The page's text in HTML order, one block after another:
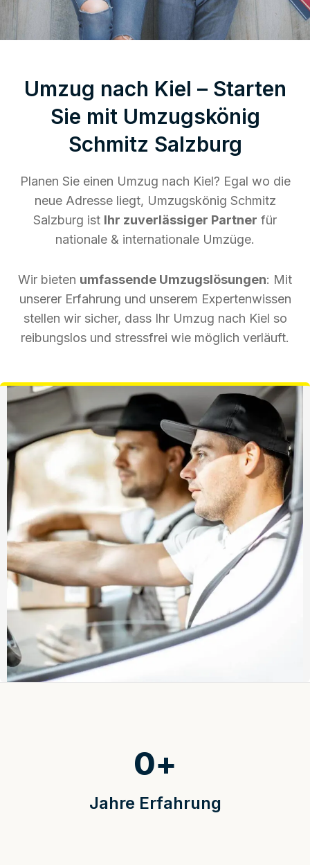
Umzug nach Kiel – Starten
Sie mit Umzugskönig
Schmitz Salzburg
Planen Sie einen Umzug nach Kiel? Egal wo die
neue Adresse liegt, Umzugskönig Schmitz
Salzburg ist Ihr zuverlässiger Partner für
nationale & internationale Umzüge.
Wir bieten umfassende Umzugslösungen: Mit
unserer Erfahrung und unserem Expertenwissen
stellen wir sicher, dass Ihr Umzug nach Kiel so
reibungslos und stressfrei wie möglich verläuft.
Jahre Erfahrung
0+